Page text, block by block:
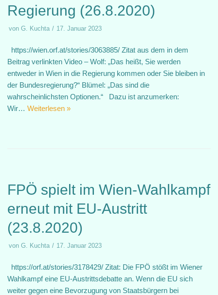
Regierung (26.8.2020)
von G. Kuchta 17. Januar 2023
https://wien.orf.at/stories/3063885/ Zitat aus dem in dem
Beitrag verlinkten Video – Wolf: „Das heißt, Sie werden
entweder in Wien in die Regierung kommen oder Sie bleiben in
der Bundesregierung?“ Blümel: „Das sind die
wahrscheinlichsten Optionen.“ Dazu ist anzumerken:
Wir… Weiterlesen »
FPÖ spielt im Wien-Wahlkampf
erneut mit EU-Austritt
(23.8.2020)
von G. Kuchta 17. Januar 2023
https://orf.at/stories/3178429/ Zitat: Die FPÖ stößt im Wiener
Wahlkampf eine EU-Austrittsdebatte an. Wenn die EU sich
weiter gegen eine Bevorzugung von Staatsbürgern bei